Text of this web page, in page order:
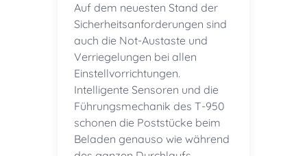
Auf dem neuesten Stand der
Sicherheitsanforderungen sind
auch die Not-Austaste und
Verriegelungen bei allen
Einstellvorrichtungen.
Intelligente Sensoren und die
Führungsmechanik des T-950
schonen die Poststücke beim
Beladen genauso wie während